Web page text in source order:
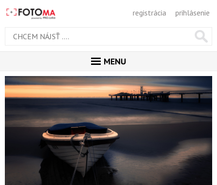
registrácia prihlásenie
MENU
ÚVOD
MAGAZÍN
GALÉRIA
ODPORÚČANÉ
NAJNOVŠIE
POPULÁRNE